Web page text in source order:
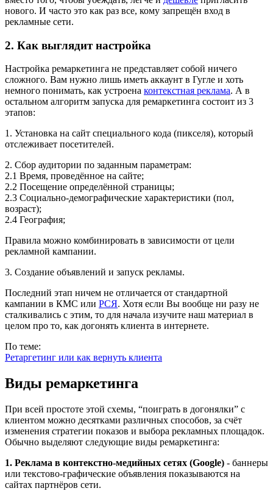
нового. И часто это как раз все, кому запрещён вход в
рекламные сети.
2. Как выглядит настройка
Настройка ремаркетинга не представляет собой ничего
сложного. Вам нужно лишь иметь аккаунт в Гугле и хоть
немного понимать, как устроена контекстная реклама. А в
остальном алгоритм запуска для ремаркетинга состоит из 3
этапов:
1. Установка на сайт специального кода (пикселя), который
отслеживает посетителей.
2. Сбор аудитории по заданным параметрам:
2.1 Время, проведённое на сайте;
2.2 Посещение определённой страницы;
2.3 Социально-демографические характеристики (пол,
возраст);
2.4 География;
Правила можно комбинировать в зависимости от цели
рекламной кампании.
3. Создание объявлений и запуск рекламы.
Последний этап ничем не отличается от стандартной
кампании в КМС или РСЯ. Хотя если Вы вообще ни разу не
сталкивались с этим, то для начала изучите наш материал в
целом про то, как догонять клиента в интернете.
По теме:
Ретаргетинг или как вернуть клиента
Виды ремаркетинга
При всей простоте этой схемы, “поиграть в догонялки” с
клиентом можно десятками различных способов, за счёт
изменения стратегии показов и выбора рекламных площадок.
Обычно выделяют следующие виды ремаркетинга:
1. Реклама в контекстно-медийных сетях (Google) - баннеры
или текстово-графические объявления показываются на
сайтах партнёров сети.